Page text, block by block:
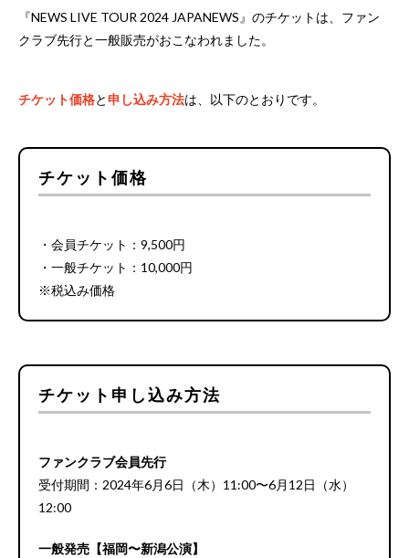
『NEWS LIVE TOUR 2024 JAPANEWS』のチケットは、ファン
クラブ先行と一般販売がおこなわれました。
チケット価格と申し込み方法は、以下のとおりです。
チケット価格
・会員チケット：9,500円
・一般チケット：10,000円
※税込み価格
チケット申し込み方法
ファンクラブ会員先行
受付期間：2024年6月6日（木）11:00〜6月12日（水）
12:00
一般発売【福岡〜新潟公演】